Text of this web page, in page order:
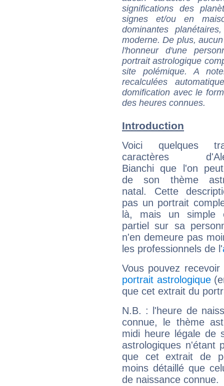
significations des
signes et/ou en
dominantes
moderne. De plus,
l'honneur d'une
portrait astrologique
site polémique. A
recalculées
domification avec le
des heures connues.
Introduction
Voici quelques
caractères
Bianchi que l'on
de son thème
natal. Cette
pas un portrait
là, mais un simple
partiel sur sa
n'en demeure pas
les professionnels de l'
Vous pouvez
portrait astrologique
que cet extrait du
N.B. : l'heure de
connue, le thème
midi heure légale de
astrologiques n'étant
que cet extrait de
moins détaillé que
de naissance connue.